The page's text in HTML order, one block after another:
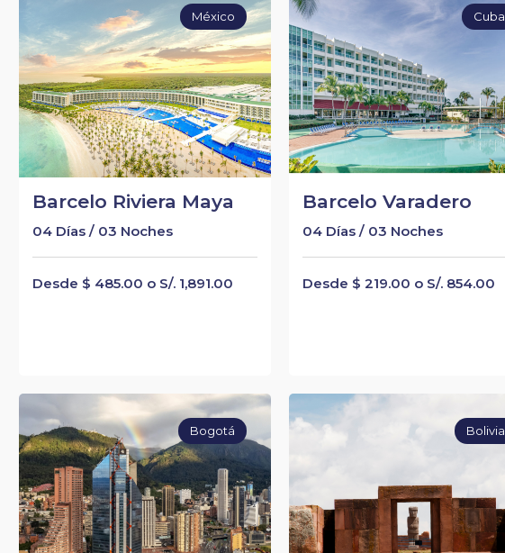
Barcelo Riviera Maya
04 Días / 03 Noches
Desde $ 485.00 o S/. 1,891.00
México
Barcelo Varadero
04 Días / 03 Noches
Desde $ 219.00 o S/. 854.00
Cuba
Bogotá Bolivia